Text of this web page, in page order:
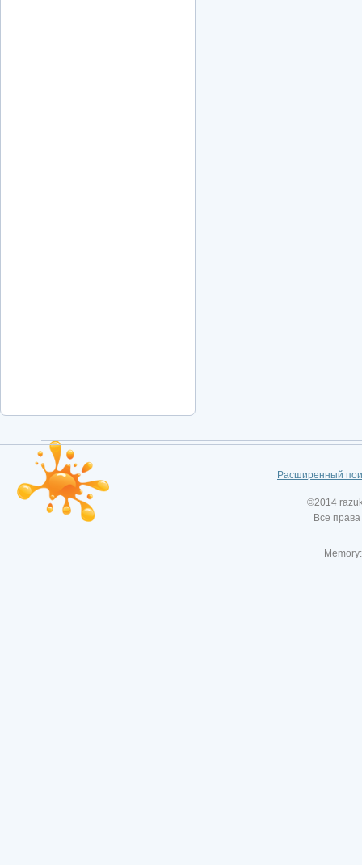
Расширенный
©2014
Все